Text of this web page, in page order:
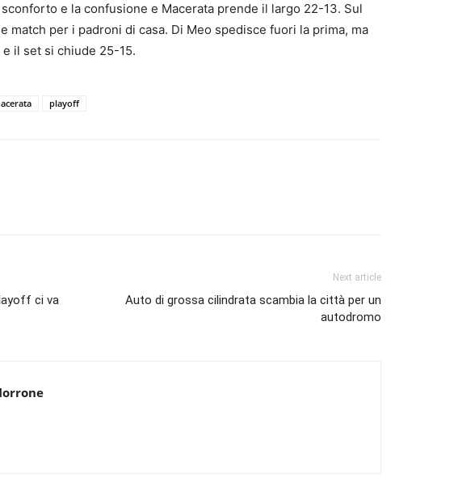
e la confusione e Macerata prende il largo 22-13. Sul
match per i padroni di casa. Di Meo spedisce fuori la prima, ma
il set si chiude 25-15.
playoff
ci va
Next article
Auto di grossa cilindrata scambia la città per un
autodromo